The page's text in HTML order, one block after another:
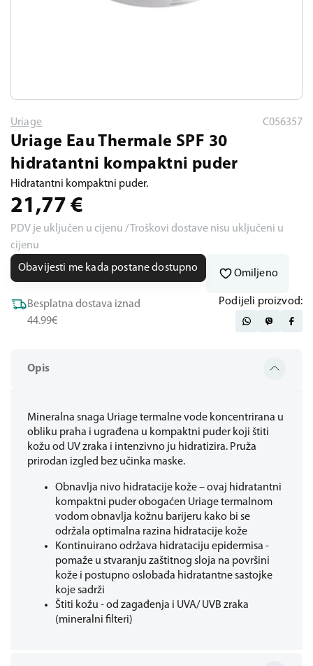
Opis
Mineralna snaga Uriage termalne vode koncentrirana u
obliku praha i ugrađena u kompaktni puder koji štiti
kožu od UV zraka i intenzivno ju hidratizira. Pruža
prirodan izgled bez učinka maske.
Obnavlja nivo hidratacije kože – ovaj hidratantni
kompaktni puder obogaćen Uriage termalnom
vodom obnavlja kožnu barijeru kako bi se
održala optimalna razina hidratacije kože
Kontinuirano održava hidrataciju epidermisa -
pomaže u stvaranju zaštitnog sloja na površini
kože i postupno oslobađa hidratantne sastojke
koje sadrži
Štiti kožu - od zagađenja i UVA/ UVB zraka
(mineralni filteri)
Uriage C056357
Uriage Eau Thermale SPF 30
hidratantni kompaktni puder
Hidratantni kompaktni puder.
21,77 €
PDV je uključen u cijenu / Troškovi dostave nisu uključeni u
cijenu
Obavijesti me kada postane dostupno
Omiljeno
Besplatna dostava iznad
44.99€
Podijeli proizvod: